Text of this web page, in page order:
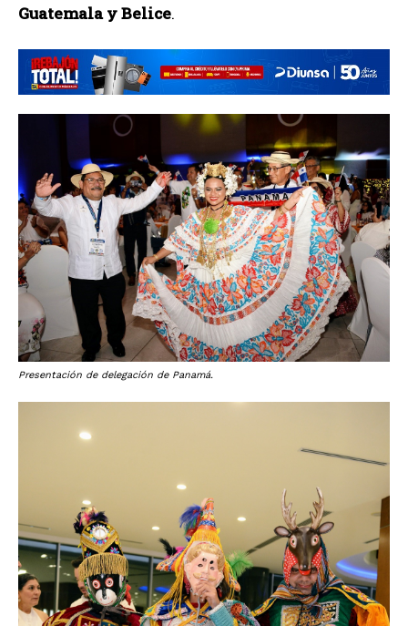
Guatemala y Belice.
Presentación de delegación de Panamá.